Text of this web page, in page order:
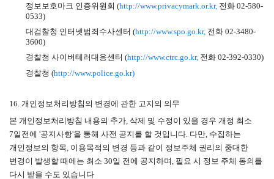
정보보호마크 인증위원회 (http://www.privacymark.or.kr, 전화02-580-
0533)
대검찰청 인터넷범죄수사센터 (http://www.spo.go.kr, 전화02-3480-
3600)
경찰청 사이버테러대응센터 (http://www.ctrc.go.kr, 전화02-392-0330)
경찰청 (http://www.police.go.kr)
16. 개인정보처리방침의 변경에 관한 고지의 의무
본 개인정보처리방침 내용의 추가 삭제 및 수정이 있을 경우 개정 최소
7일전에 '공지사항'을 통해 사전 공지를 할 것입니다 다만 수집하는
개인정보의 항목 이용목적의 변경 등과 같이 정보주체 권리의 중대한
변경이 발생할 때에는 최소 30일 전에 공지하며 필요 시 정보 주체 동의를
다시 받을 수도 있습니다